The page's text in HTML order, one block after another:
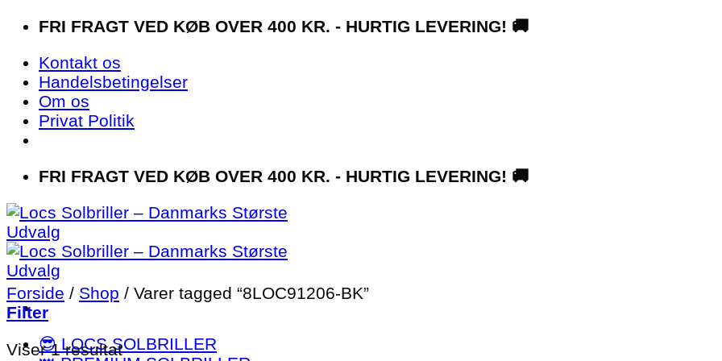
Fortsæt
indhold
FRI FRAGT VED KØB OVER 400 KR. - HURTIG LEVERING! 🚚
Kontakt os
Handelsbetingelser
Om os
Privat Politik
FRI FRAGT VED KØB OVER 400 KR. - HURTIG LEVERING! 🚚
😎 LOCS SOLBRILLER
Forside / Shop / Varer tagged “8LOC91206-BK”
Filter
Viser 1 resultat